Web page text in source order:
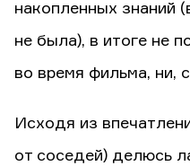
накопленных знаний
не была), в итоге не
во время фильма, ни,
Исходя из
от соседей) делюсь